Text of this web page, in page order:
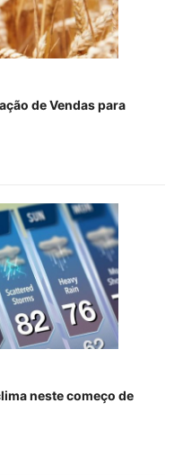
de Vendas para
neste começo de